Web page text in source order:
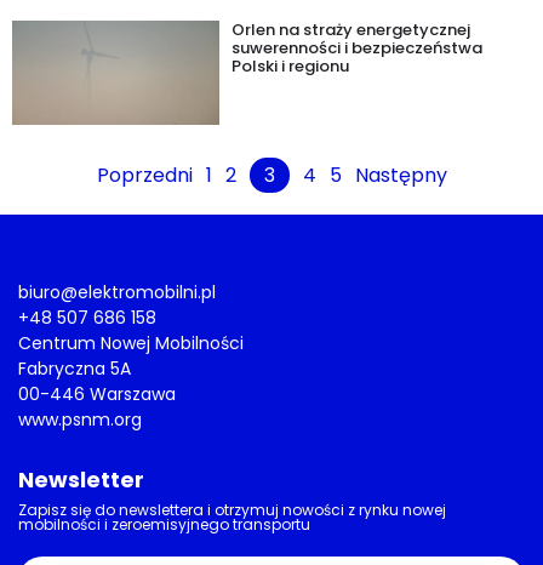
Orlen na straży energetycznej
suwerenności i bezpieczeństwa
Polski i regionu
Poprzedni 1 2 3 4 5 Następny
biuro@elektromobilni.pl
+48 507 686 158
Centrum Nowej Mobilności
Fabryczna 5A
00-446 Warszawa
www.psnm.org
Newsletter
Zapisz się do newslettera i otrzymuj nowości z rynku nowej
mobilności i zeroemisyjnego transportu